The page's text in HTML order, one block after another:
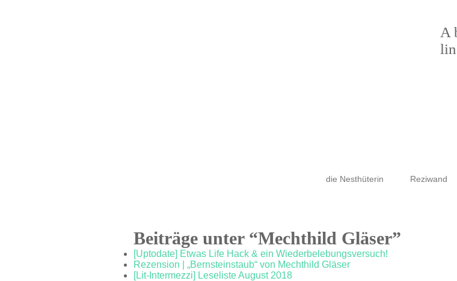
A
die Nesthüterin Reziwand
Beiträge unter “Mechthild Gläser”
[Uptodate] Etwas Life Hack & ein Wiederbelebungsversuch!
Rezension | „Bernsteinstaub“ von Mechthild Gläser
[Lit-Intermezzi] Leseliste August 2018